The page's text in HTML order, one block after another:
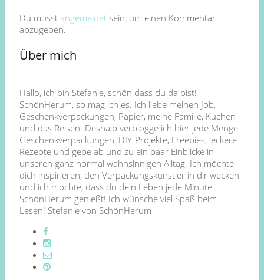
Du musst angemeldet sein, um einen Kommentar
abzugeben.
Über mich
Hallo, ich bin Stefanie, schön dass du da bist!
SchönHerum, so mag ich es. Ich liebe meinen Job,
Geschenkverpackungen, Papier, meine Familie, Kuchen
und das Reisen. Deshalb verblogge ich hier jede Menge
Geschenkverpackungen, DIY-Projekte, Freebies, leckere
Rezepte und gebe ab und zu ein paar Einblicke in
unseren ganz normal wahnsinnigen Alltag. Ich möchte
dich inspirieren, den Verpackungskünstler in dir wecken
und ich möchte, dass du dein Leben jede Minute
SchönHerum genießt! Ich wünsche viel Spaß beim
Lesen! Stefanie von SchönHerum